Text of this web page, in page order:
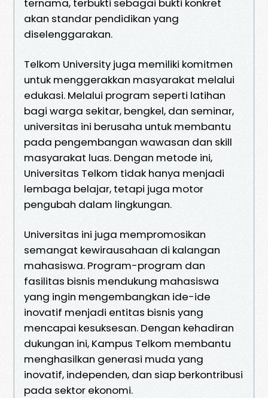
ternama, terbukti sebagai bukti konkret
akan standar pendidikan yang
diselenggarakan.
Telkom University juga memiliki komitmen
untuk menggerakkan masyarakat melalui
edukasi. Melalui program seperti latihan
bagi warga sekitar, bengkel, dan seminar,
universitas ini berusaha untuk membantu
pada pengembangan wawasan dan skill
masyarakat luas. Dengan metode ini,
Universitas Telkom tidak hanya menjadi
lembaga belajar, tetapi juga motor
pengubah dalam lingkungan.
Universitas ini juga mempromosikan
semangat kewirausahaan di kalangan
mahasiswa. Program-program dan
fasilitas bisnis mendukung mahasiswa
yang ingin mengembangkan ide-ide
inovatif menjadi entitas bisnis yang
mencapai kesuksesan. Dengan kehadiran
dukungan ini, Kampus Telkom membantu
menghasilkan generasi muda yang
inovatif, independen, dan siap berkontribusi
pada sektor ekonomi.